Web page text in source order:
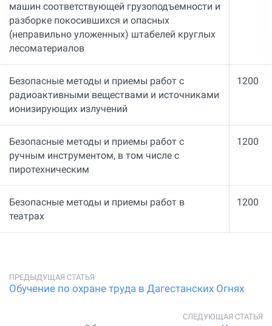
машин соответствующей грузоподъемности и
разборке покосившихся и опасных
(неправильно уложенных) штабелей круглых
лесоматериалов
Безопасные методы и приемы работ с
радиоактивными веществами и источниками
ионизирующих излучений
1200
Безопасные методы и приемы работ с
ручным инструментом, в том числе с
пиротехническим
1200
Безопасные методы и приемы работ в
театрах
1200
Обучение по охране труда в Дагестанских Огнях